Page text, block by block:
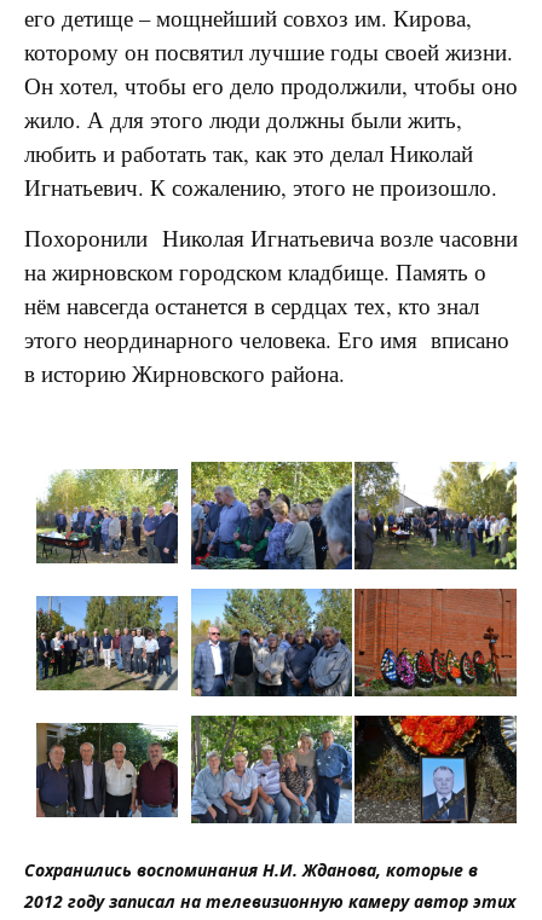
его детище – мощнейший совхоз им. Кирова,
которому он посвятил лучшие годы своей жизни.
Он хотел, чтобы его дело продолжили, чтобы оно
жило. А для этого люди должны были жить,
любить и работать так, как это делал Николай
Игнатьевич. К сожалению, этого не произошло.
Похоронили Николая Игнатьевича возле часовни
на жирновском городском кладбище. Память о
нём навсегда останется в сердцах тех, кто знал
этого неординарного человека. Его имя вписано
в историю Жирновского района.
Сохранились воспоминания Н.И. Жданова, которые в
2012 году записал на телевизионную камеру автор этих